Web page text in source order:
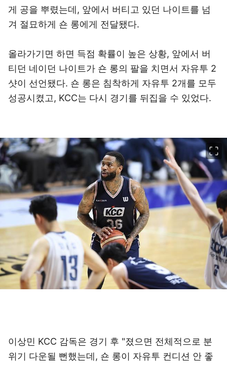
게 공을 뿌렸는데, 앞에서 버티고 있던 나이트를 넘
겨 절묘하게 숀 롱에게 전달됐다.
올라가기면 하면 득점 확률이 높은 상황, 앞에서 버
티던 네이던 나이트가 숀 롱의 팔을 치면서 자유투 2
샷이 선언됐다. 숀 롱은 침착하게 자유투 2개를 모두
성공시켰고, KCC는 다시 경기를 뒤집을 수 있었다.
이상민 KCC 감독은 경기 후 "졌으면 전체적으로 분
위기 다운될 뻔했는데, 숀 롱이 자유투 컨디션 안 좋